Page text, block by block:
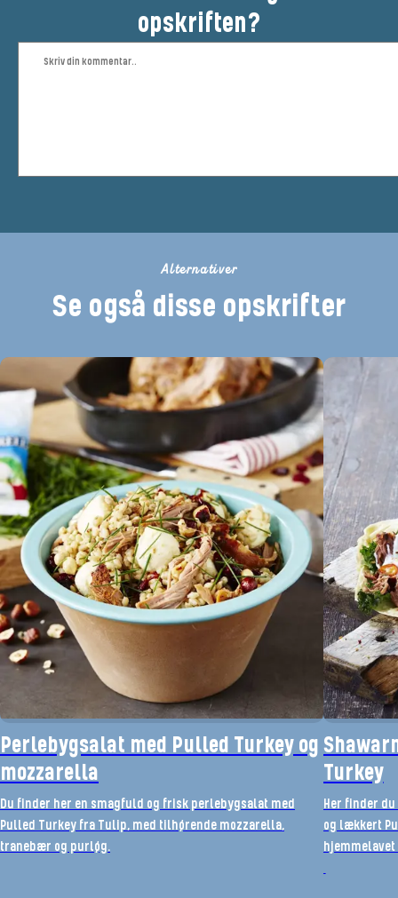
opskriften?
Alternativer
Se også disse opskrifter
Perlebygsalat med Pulled Turkey og
mozzarella
Du finder her en smagfuld og frisk perlebygsalat med
Pulled Turkey fra Tulip, med tilhørende mozzarella,
tranebær og purløg.
Turkey
Her finder
og lækkert